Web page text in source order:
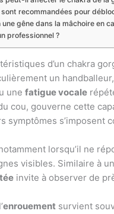
recommandées pour
gêne dans la mâchoire en
professionnel ?
d’un chakra
un
une fatigue vocale
cou, gouverne cette
symptômes
lorsqu’il ne
visibles. Similaire à
invite à observer de
enrouement survient